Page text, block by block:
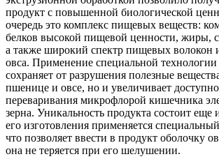
продукт с повышенной биологической
очередь это комплекс пищевых веществ:
белков высокой пищевой ценности, жиры,
а также широкий спектр пищевых волокон
овса. Применение специальной технологии
сохраняет от разрушения полезные
пшенице и овсе, но и увеличивает
переваривания микрофлорой кишечника
зерна. Уникальность продукта состоит еще
его изготовления применяется
что позволяет ввести в продукт оболочку
она не теряется при его шелушении.